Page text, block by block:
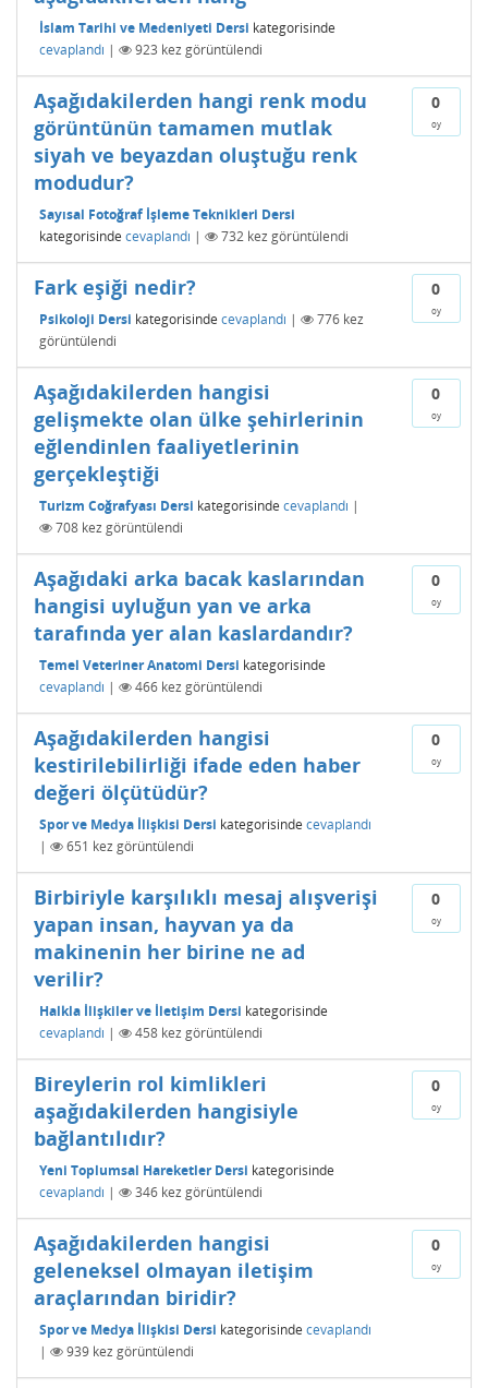
İslam Tarihi ve Medeniyeti Dersi kategorisinde
cevaplandı | 923 kez görüntülendi
0
oy
Aşağıdakilerden hangi renk modu
görüntünün tamamen mutlak
siyah ve beyazdan oluştuğu renk
modudur?
Sayısal Fotoğraf İşleme Teknikleri Dersi
kategorisinde cevaplandı | 732 kez görüntülendi
0
oy
Fark eşiği nedir?
Psikoloji Dersi kategorisinde cevaplandı | 776 kez
görüntülendi
0
oy
Aşağıdakilerden hangisi
gelişmekte olan ülke şehirlerinin
eğlendinlen faaliyetlerinin
gerçekleştiği
Turizm Coğrafyası Dersi kategorisinde cevaplandı |
708 kez görüntülendi
0
oy
Aşağıdaki arka bacak kaslarından
hangisi uyluğun yan ve arka
tarafında yer alan kaslardandır?
Temel Veteriner Anatomi Dersi kategorisinde
cevaplandı | 466 kez görüntülendi
0
oy
Aşağıdakilerden hangisi
kestirilebilirliği ifade eden haber
değeri ölçütüdür?
Spor ve Medya İlişkisi Dersi kategorisinde cevaplandı
|
651 kez görüntülendi
0
oy
Birbiriyle karşılıklı mesaj alışverişi
yapan insan, hayvan ya da
makinenin her birine ne ad
verilir?
Halkla İlişkiler ve İletişim Dersi kategorisinde
cevaplandı | 458 kez görüntülendi
0
oy
Bireylerin rol kimlikleri
aşağıdakilerden hangisiyle
bağlantılıdır?
Yeni Toplumsal Hareketler Dersi kategorisinde
cevaplandı | 346 kez görüntülendi
0
oy
Aşağıdakilerden hangisi
geleneksel olmayan iletişim
araçlarından biridir?
Spor ve Medya İlişkisi Dersi kategorisinde cevaplandı
|
939 kez görüntülendi